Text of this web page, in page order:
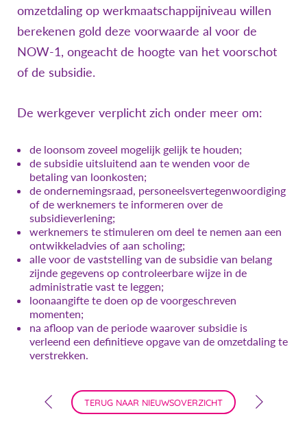
omzetdaling op werkmaatschappijniveau willen
berekenen gold deze voorwaarde al voor de
NOW-1, ongeacht de hoogte van het voorschot
of de subsidie.
De werkgever verplicht zich onder meer om:
de loonsom zoveel mogelijk gelijk te houden;
de subsidie uitsluitend aan te wenden voor de
betaling van loonkosten;
de ondernemingsraad, personeelsvertegenwoordiging
of de werknemers te informeren over de
subsidieverlening;
werknemers te stimuleren om deel te nemen aan een
ontwikkeladvies of aan scholing;
alle voor de vaststelling van de subsidie van belang
zijnde gegevens op controleerbare wijze in de
administratie vast te leggen;
loonaangifte te doen op de voorgeschreven
momenten;
na afloop van de periode waarover subsidie is
verleend een definitieve opgave van de omzetdaling te
verstrekken.
TERUG NAAR NIEUWSOVERZICHT